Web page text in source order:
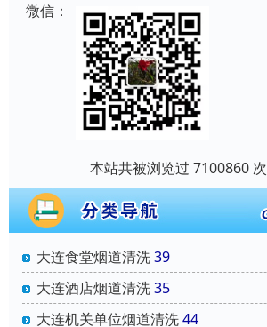
微信：
本站共被浏览过 7100860 次
大连食堂烟道清洗39
大连酒店烟道清洗35
大连机关单位烟道清洗44